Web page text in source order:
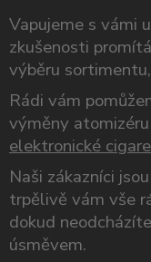
Vapujeme s vámi
zkušenosti
výběru
Rádi vám
výměny
elektronické
Naši zákazníci
trpělivě vám vše
dokud
úsměvem.